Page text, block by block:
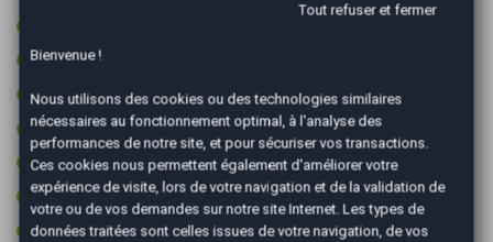
Limiteur de vitesse
Ordinateur de bord
Ouverture du coffre électrique
Pack éclairage ambiance
Pack sport
Pack visibilite
Tout refuser et fermer
Bienvenue !
Nous utilisons des cookies ou des technologies similaires
nécessaires au fonctionnement optimal, à l'analyse des
performances de notre site, et pour sécuriser vos transactions.
Ces cookies nous permettent également d'améliorer votre
expérience de visite, lors de votre navigation et de la validation de
votre ou de vos demandes sur notre site Internet. Les types de
données traitées sont celles issues de votre navigation, de vos